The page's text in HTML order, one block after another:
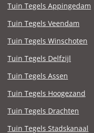
Tuin Tegels Appingedam
Tuin Tegels Veendam
Tuin Tegels Winschoten
Tuin Tegels Delfzijl
Tuin Tegels Assen
Tuin Tegels Hoogezand
Tuin Tegels Drachten
Tuin Tegels Stadskanaal